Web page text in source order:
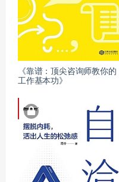
《靠谱：顶尖咨询师教你的
工作基本功》